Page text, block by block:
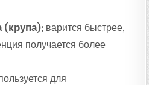
(крупа): варится быстрее,
получается более
для